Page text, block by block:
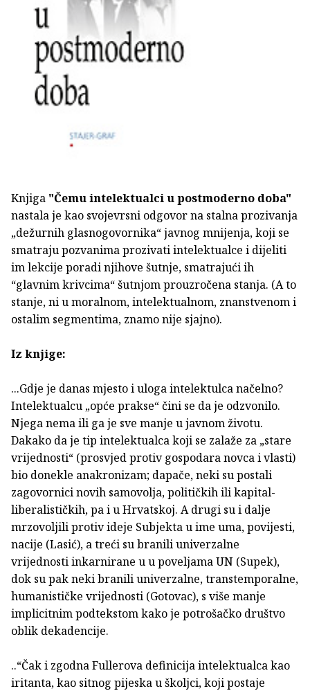
Knjiga "Čemu intelektualci u postmoderno doba"
nastala je kao svojevrsni odgovor na stalna prozivanja
„dežurnih glasnogovornika“ javnog mnijenja, koji se
smatraju pozvanima prozivati intelektualce i dijeliti
im lekcije poradi njihove šutnje, smatrajući ih
“glavnim krivcima“ šutnjom prouzročena stanja. (A to
stanje, ni u moralnom, intelektualnom, znanstvenom i
ostalim segmentima, znamo nije sjajno).
Iz knjige:
...Gdje je danas mjesto i uloga intelektulca načelno?
Intelektualcu „opće prakse“ čini se da je odzvonilo.
Njega nema ili ga je sve manje u javnom životu.
Dakako da je tip intelektualca koji se zalaže za „stare
vrijednosti“ (prosvjed protiv gospodara novca i vlasti)
bio donekle anakronizam; dapače, neki su postali
zagovornici novih samovolja, političkih ili kapital-
liberalističkih, pa i u Hrvatskoj. A drugi su i dalje
mrzovoljili protiv ideje Subjekta u ime uma, povijesti,
nacije (Lasić), a treći su branili univerzalne
vrijednosti inkarnirane u u poveljama UN (Supek),
dok su pak neki branili univerzalne, transtemporalne,
humanističke vrijednosti (Gotovac), s više manje
implicitnim podtekstom kako je potrošačko društvo
oblik dekadencije.
..“Čak i zgodna Fullerova definicija intelektualca kao
iritanta, kao sitnog pijeska u školjci, koji postaje